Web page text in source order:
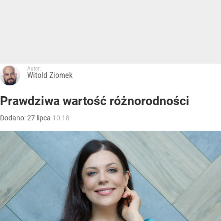
Autor:
Witold Ziomek
Prawdziwa wartość różnorodności
Dodano:27 lipca 10:18